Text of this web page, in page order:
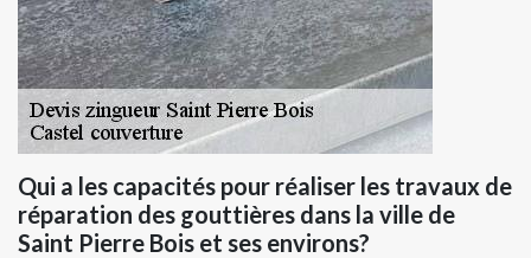
Qui a les capacités pour réaliser les travaux de
réparation des gouttières dans la ville de
Saint Pierre Bois et ses environs?